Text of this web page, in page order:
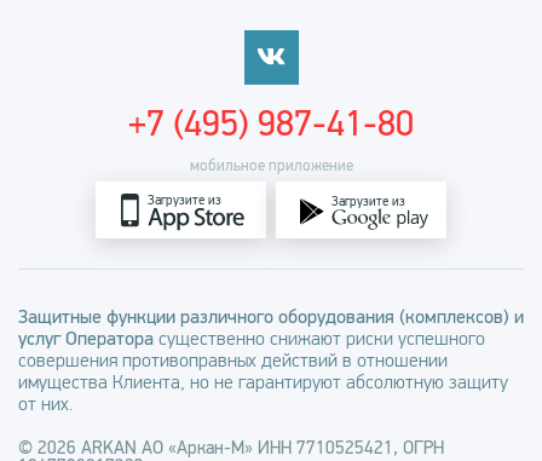
мобильное приложение
Загрузите из Загрузите из
+7 (495) 987-41-80
Защитные функции различного оборудования (комплексов) и
услуг Оператора существенно снижают риски успешного
совершения противоправных действий в отношении
имущества Клиента, но не гарантируют абсолютную защиту
от них.
© 2026 ARKAN АО «Аркан-М» ИНН 7710525421, ОГРН